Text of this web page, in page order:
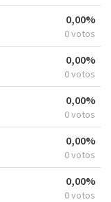
0,00%
0 votos
0,00%
0 votos
0,00%
0 votos
0,00%
0 votos
0,00%
0 votos